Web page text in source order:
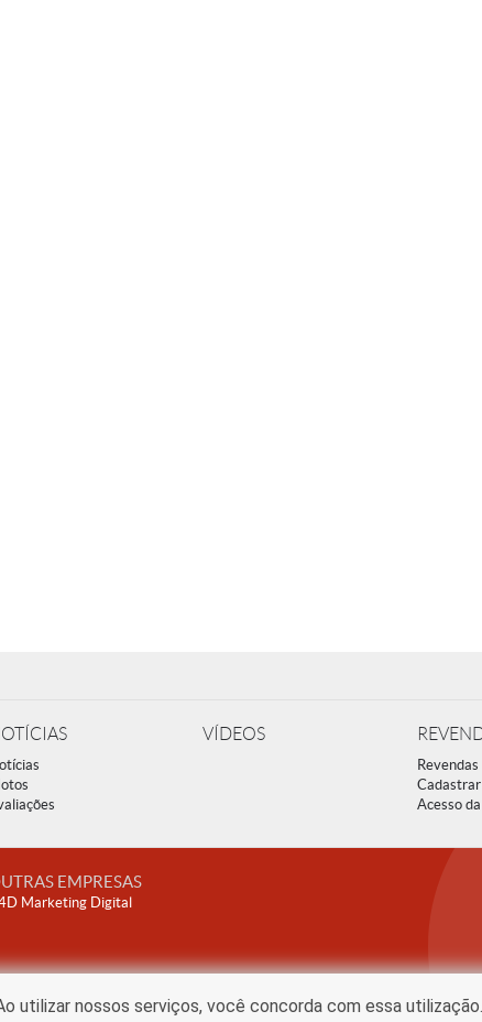
VÍDEOS
Revendas
Cadastrar
Acesso
EMPRESAS
Marketing Digital
utilizar nossos serviços, você concorda com essa